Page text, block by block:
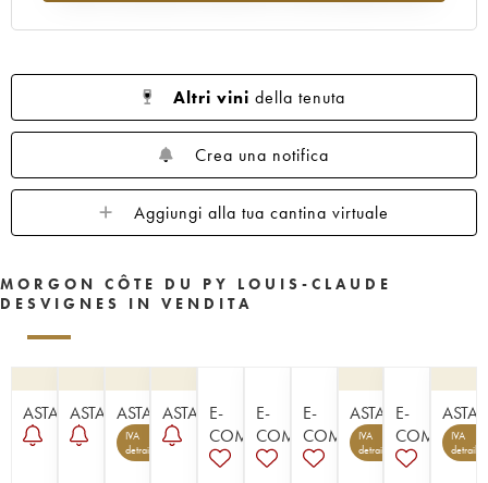
Altri vini della tenuta
Crea una notifica
Aggiungi alla tua cantina virtuale
MORGON CÔTE DU PY LOUIS-CLAUDE
DESVIGNES IN VENDITA
ASTA ASTA ASTA
IVA
detraibile
ASTA
E-
COMMERCE
E-
COMMERCE
E-
COMMERCE
ASTA
IVA
detraibile
E-
COMMERCE
ASTA
IVA